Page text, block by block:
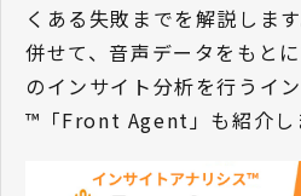
くある失敗までを解説します
併せて、音声データをもと
のインサイト分析を行うイ
™「Front Agent」も紹介し